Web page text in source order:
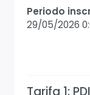
Periodo
29/05/2026
Tarifa 1: